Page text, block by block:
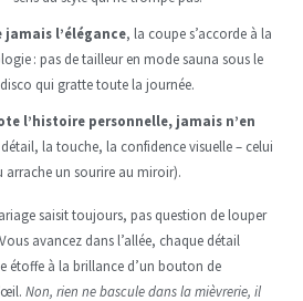
jamais l’élégance, la coupe s’accorde à la
: pas de tailleur en mode sauna sous le
qui gratte toute la journée.
l’histoire personnelle, jamais n’en
la touche, la confidence visuelle – celui
arrache un sourire au miroir).
saisit toujours, pas question de louper
avancez dans l’allée, chaque détail
étoffe à la brillance d’un bouton de
Non, rien ne bascule dans la mièvrerie, il